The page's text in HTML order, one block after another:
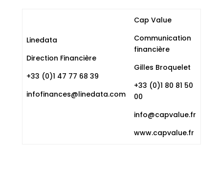
Linedata
Direction Financière
+33 (0)1 47 77 68 39
infofinances@linedata.com
Cap Value
Communication
financière
Gilles Broquelet
+33 (0)1 80 81 50
00
info@capvalue.fr
www.capvalue.fr